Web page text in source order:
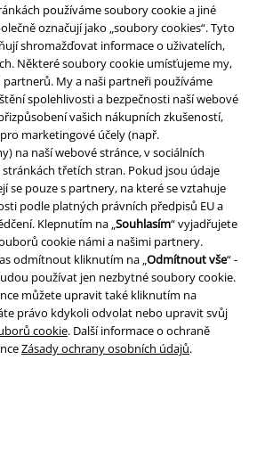
používáme soubory cookie a jiné
označují jako „soubory cookies“. Tyto
shromažďovat informace o uživatelích,
Některé soubory cookie umísťujeme my,
partnerů. My a naši partneři používáme
spolehlivosti a bezpečnosti naší webové
vašich nákupních zkušeností,
marketingové účely (např.
na naší webové stránce, v sociálních
třetích stran. Pokud jsou údaje
se pouze s partnery, na které se vztahuje
podle platných právních předpisů EU a
Klepnutím na „Souhlasím“ vyjadřujete
cookie námi a našimi partnery.
odmítnout kliknutím na „Odmítnout vše“ -
používat jen nezbytné soubory cookie.
můžete upravit také kliknutím na
právo kdykoli odvolat nebo upravit svůj
cookie. Další informace o ochraně
Zásady ochrany osobních údajů.
aplikaci zdarma a využijte všechny nové
funkce a výhody!
Music Group Company